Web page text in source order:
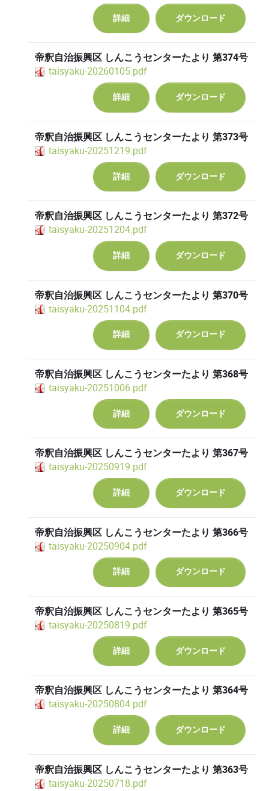
ダウンロード
詳細
帝釈自治振興区 しんこうセンターたより 第374号
taisyaku-20260105.pdf
ダウンロード
詳細
帝釈自治振興区 しんこうセンターたより 第373号
taisyaku-20251219.pdf
ダウンロード
詳細
帝釈自治振興区 しんこうセンターたより 第372号
taisyaku-20251204.pdf
ダウンロード
詳細
帝釈自治振興区 しんこうセンターたより 第370号
taisyaku-20251104.pdf
ダウンロード
詳細
帝釈自治振興区 しんこうセンターたより 第368号
taisyaku-20251006.pdf
ダウンロード
詳細
帝釈自治振興区 しんこうセンターたより 第367号
taisyaku-20250919.pdf
ダウンロード
詳細
帝釈自治振興区 しんこうセンターたより 第366号
taisyaku-20250904.pdf
ダウンロード
詳細
帝釈自治振興区 しんこうセンターたより 第365号
taisyaku-20250819.pdf
ダウンロード
詳細
帝釈自治振興区 しんこうセンターたより 第364号
taisyaku-20250804.pdf
ダウンロード
詳細
帝釈自治振興区 しんこうセンターたより 第363号
taisyaku-20250718.pdf